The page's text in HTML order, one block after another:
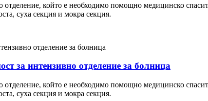
който е необходимо помощно медицинско
суха секция и мокра секция.
за интензивно отделение за болница
който е необходимо помощно медицинско
суха секция и мокра секция.